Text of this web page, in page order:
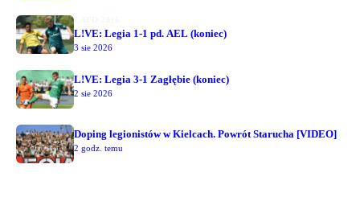
L!VE: Legia 1-1 pd. AEL (koniec)
3 sie 2026
L!VE: Legia 3-1 Zagłębie (koniec)
2 sie 2026
Doping legionistów w Kielcach. Powrót Starucha [VIDEO]
2 godz. temu